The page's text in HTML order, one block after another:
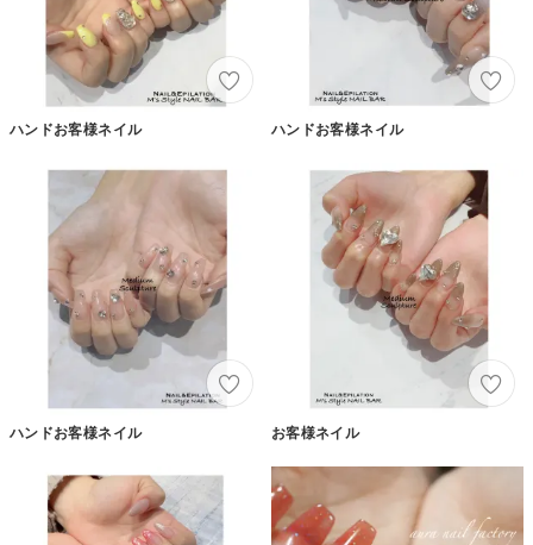
ハンドお客様ネイル ハンドお客様ネイル
ハンドお客様ネイル お客様ネイル